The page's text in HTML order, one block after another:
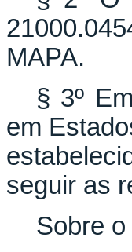
MAPA.
§ 3º
em
seguir as
Sobre